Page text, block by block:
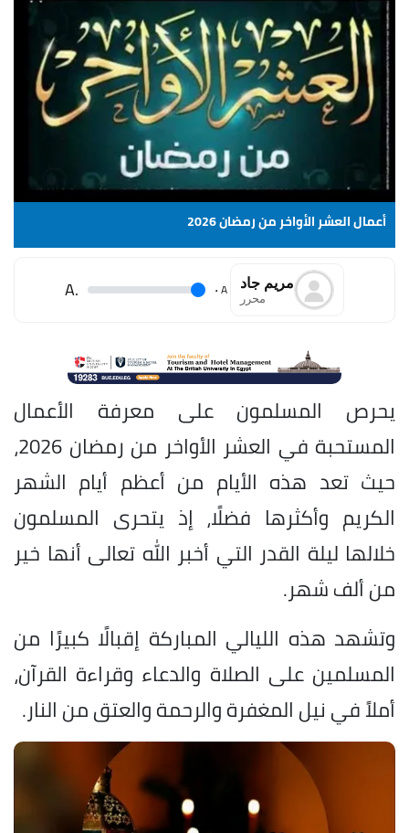
أعمال العشر الأواخر من رمضان 2026
مريم جاد
محرر A
.
.A
يحرص المسلمون على معرفة الأعمال
المستحبة في العشر الأواخر من رمضان 2026،
حيث تعد هذه الأيام من أعظم أيام الشهر
الكريم وأكثرها فضلًا، إذ يتحرى المسلمون
خلالها ليلة القدر التي أخبر الله تعالى أنها خير
من ألف شهر.
وتشهد هذه الليالي المباركة إقبالًا كبيرًا من
المسلمين على الصلاة والدعاء وقراءة القرآن،
أملاً في نيل المغفرة والرحمة والعتق من النار.